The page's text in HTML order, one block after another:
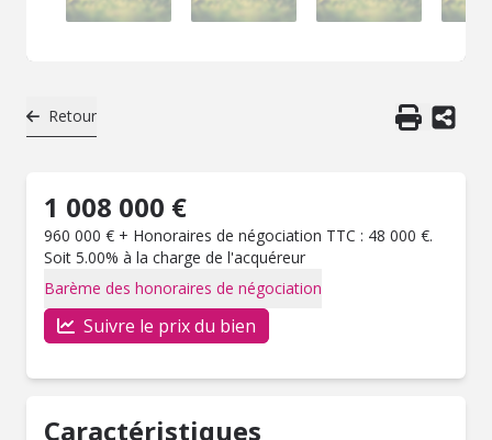
Retour
1 008 000 €
960 000 € + Honoraires de négociation TTC : 48 000 €.
Soit 5.00% à la charge de l'acquéreur
Barème des honoraires de négociation
Suivre le prix du bien
Caractéristiques